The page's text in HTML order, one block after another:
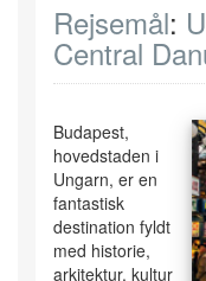
Rejsemål:
Central
Budapest,
hovedstaden i
Ungarn, er en
fantastisk
destination fyldt
med historie,
arkitektur, kultur